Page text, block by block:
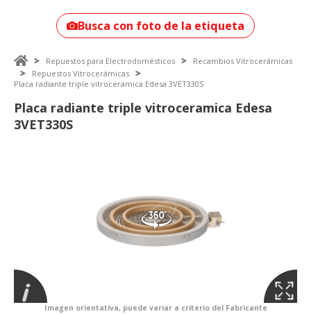
Busca con foto de la etiqueta
Repuestos para Electrodomésticos
Recambios Vitrocerámicas
Repuestos Vitrocerámicas
Placa radiante triple vitroceramica Edesa 3VET330S
Placa radiante triple vitroceramica Edesa
3VET330S
Imagen orientativa, puede variar a criterio del Fabricante